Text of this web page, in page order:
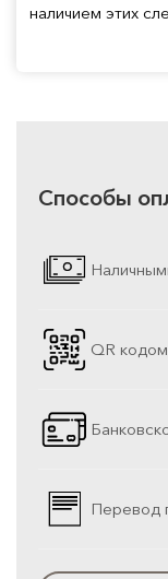
наличием этих
Способы
QR
Перевод